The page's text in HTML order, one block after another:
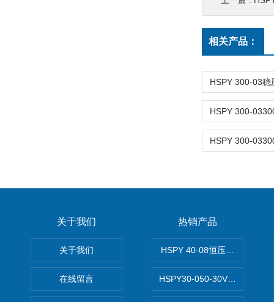
相关产品：
关于我们
关于我们
在线留言
热销产品
HSPY 40-08恒压恒流恒功率
HSPY30-050-30V/-05A可调